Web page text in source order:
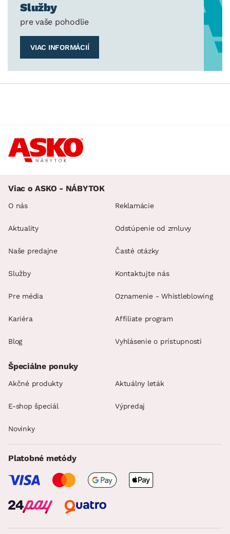
Služby
pre vaše pohodlie
VIAC INFORMÁCIÍ
Viac o ASKO - NÁBYTOK
O nás
Aktuality
Naše predajne
Služby
Pre média
Kariéra
Blog
Reklamácie
Odstúpenie od zmluvy
Časté otázky
Kontaktujte nás
Oznamenie - Whistleblowing
Affiliate program
Vyhlásenie o prístupnosti
Špeciálne ponuky
Akčné produkty Aktuálny leták
E-shop špeciál Výpredaj
Novinky
Platobné metódy